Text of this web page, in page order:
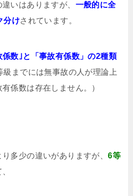
いはありますが、 一般的に全
分けされています。
数｣と「事故有係数」の2種類
級までには無事故の人が理論上
係数は存在しません。）
多少の違いがありますが、6等